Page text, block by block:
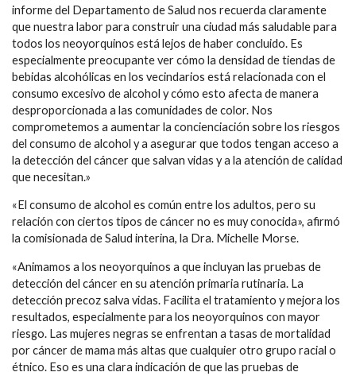
informe del Departamento de Salud nos recuerda claramente
que nuestra labor para construir una ciudad más saludable para
todos los neoyorquinos está lejos de haber concluido. Es
especialmente preocupante ver cómo la densidad de tiendas de
bebidas alcohólicas en los vecindarios está relacionada con el
consumo excesivo de alcohol y cómo esto afecta de manera
desproporcionada a las comunidades de color. Nos
comprometemos a aumentar la concienciación sobre los riesgos
del consumo de alcohol y a asegurar que todos tengan acceso a
la detección del cáncer que salvan vidas y a la atención de calidad
que necesitan.»
«El consumo de alcohol es común entre los adultos, pero su
relación con ciertos tipos de cáncer no es muy conocida», afirmó
la comisionada de Salud interina, la Dra. Michelle Morse.
«Animamos a los neoyorquinos a que incluyan las pruebas de
detección del cáncer en su atención primaria rutinaria. La
detección precoz salva vidas. Facilita el tratamiento y mejora los
resultados, especialmente para los neoyorquinos con mayor
riesgo. Las mujeres negras se enfrentan a tasas de mortalidad
por cáncer de mama más altas que cualquier otro grupo racial o
étnico. Eso es una clara indicación de que las pruebas de